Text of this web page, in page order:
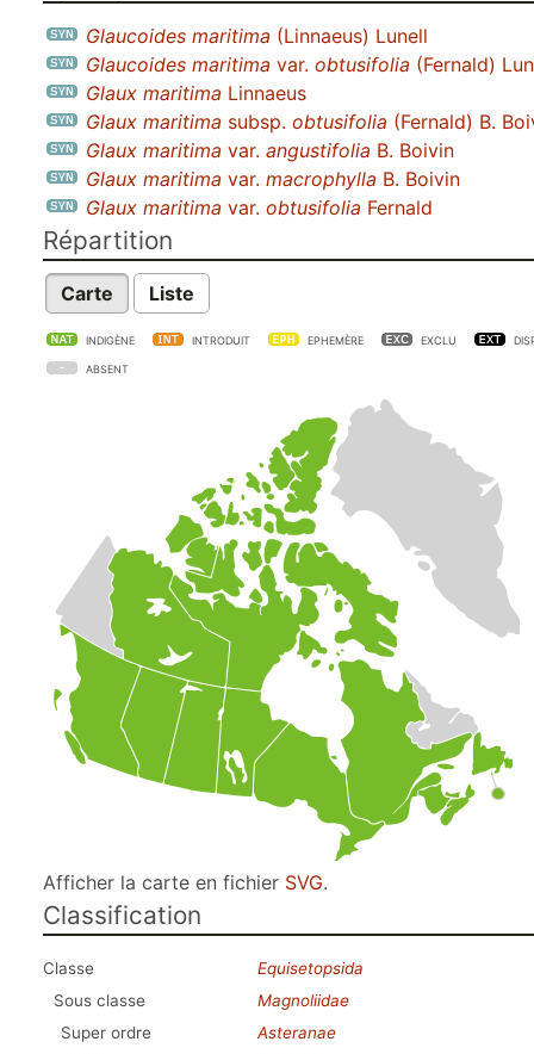
Glaucoides maritima (Linnaeus) Lunell
Glaucoides maritima var. obtusifolia (Fernald)
Glaux maritima Linnaeus
Glaux maritima subsp. obtusifolia (Fernald) B.
Glaux maritima var. angustifolia B. Boivin
Glaux maritima var. macrophylla B. Boivin
Glaux maritima var. obtusifolia Fernald
Répartition
Carte Liste
INDIGÈNE INTRODUIT EPHEMÈRE EXCLU
ABSENT
Afficher la carte en fichier SVG.
Classification
Classe
Equisetopsida
Sous classe
Magnoliidae
Super ordre
Asteranae